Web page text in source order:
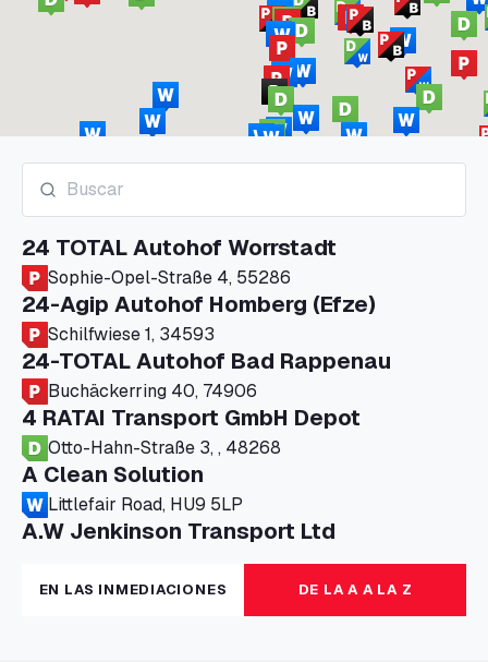
24 TOTAL Autohof Worrstadt
Sophie-Opel-Straße 4, 55286
24-Agip Autohof Homberg (Efze)
Schilfwiese 1, 34593
24-TOTAL Autohof Bad Rappenau
Buchäckerring 40, 74906
4 RATAI Transport GmbH Depot
Otto-Hahn-Straße 3, , 48268
A Clean Solution
Littlefair Road, HU9 5LP
A.W Jenkinson Transport Ltd
Progress House, ME11 5GA
A+G Nettetal - Depot Parking
Am Panneschopp 7, 41334
EN LAS INMEDIACIONES DE LA A A LA Z